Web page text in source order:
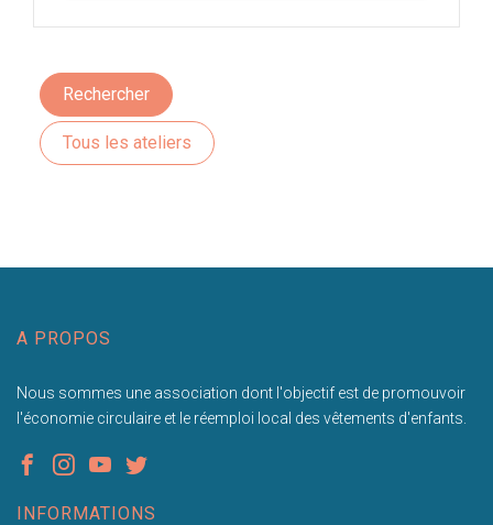
Rechercher
Tous les ateliers
A PROPOS
Nous sommes une association dont l'objectif est de promouvoir
l'économie circulaire et le réemploi local des vêtements d'enfants.
INFORMATIONS